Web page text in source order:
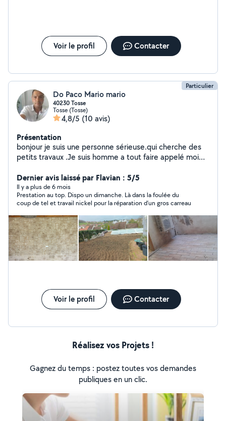
Voir le profil Contacter
Particulier
Do Paco Mario mario
40230 Tosse
Tosse (Tosse)
4,8/5 (10 avis)
Présentation
bonjour je suis une personne sérieuse.qui cherche des
petits travaux .Je suis homme a tout faire appelé moi
vingt-dix sept/ treize
Dernier avis laissé par Flavian : 5/5
Il y a plus de 6 mois
Prestation au top. Dispo un dimanche. Là dans la foulée du
coup de tel et travail nickel pour la réparation d’un gros carreau
Voir le profil Contacter
Réalisez vos Projets !
Gagnez du temps : postez toutes vos demandes
publiques en un clic.